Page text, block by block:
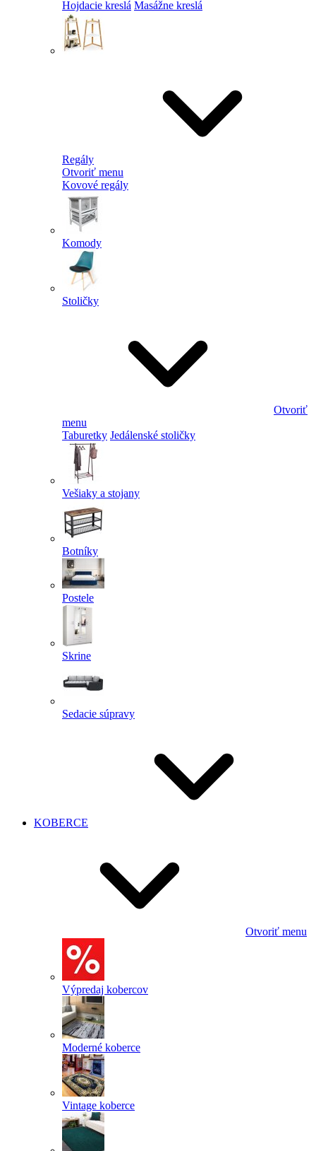
Hojdacie kreslá Masážne kreslá
Regály
Otvoriť menu
Kovové regály
Komody
Stoličky
Otvoriť
menu
Taburetky Jedálenské stoličky
Vešiaky a stojany
Botníky
Postele
Skrine
Sedacie súpravy
KOBERCE
Otvoriť menu
Výpredaj kobercov
Moderné koberce
Vintage koberce